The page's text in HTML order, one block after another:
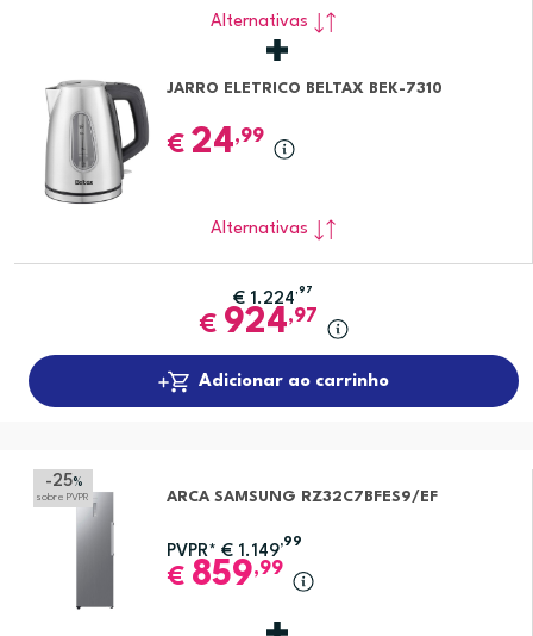
Alternativas
JARRO ELETRICO BELTAX BEK-7310
€ 24,99
Alternativas
€ 1.224,97
€ 924,97
Adicionar ao carrinho
-25%
sobre PVPR ARCA SAMSUNG RZ32C7BFES9/EF
PVPR* € 1.149
,99
€ 859,99